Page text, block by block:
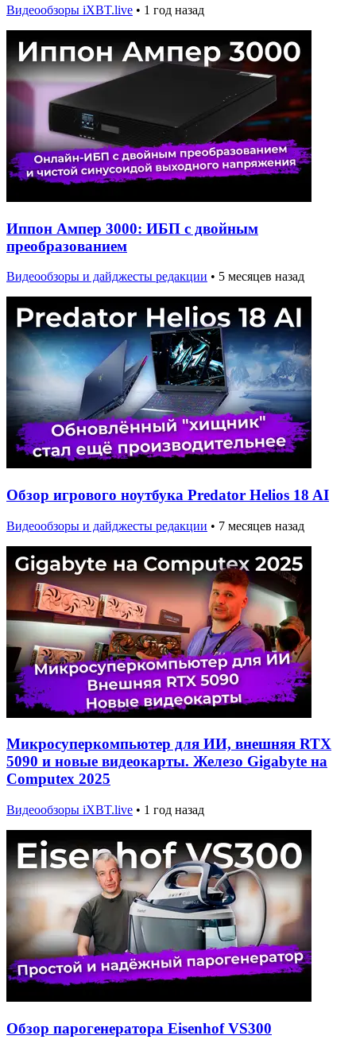
Видеообзоры iXBT.live • 1 год назад
Иппон Ампер 3000: ИБП с двойным
преобразованием
Видеообзоры и дайджесты редакции • 5 месяцев назад
Обзор игрового ноутбука Predator Helios 18 AI
Видеообзоры и дайджесты редакции • 7 месяцев назад
Микросуперкомпьютер для ИИ, внешняя RTX
5090 и новые видеокарты. Железо Gigabyte на
Computex 2025
Видеообзоры iXBT.live • 1 год назад
Обзор парогенератора Eisenhof VS300